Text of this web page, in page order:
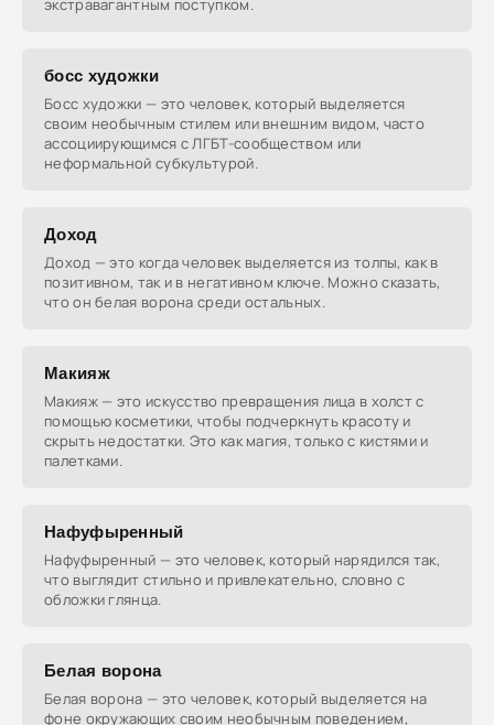
экстравагантным поступком.
босс художки
Босс художки — это человек, который выделяется
своим необычным стилем или внешним видом, часто
ассоциирующимся с ЛГБТ-сообществом или
неформальной субкультурой.
Доход
Доход — это когда человек выделяется из толпы, как в
позитивном, так и в негативном ключе. Можно сказать,
что он белая ворона среди остальных.
Макияж
Макияж — это искусство превращения лица в холст с
помощью косметики, чтобы подчеркнуть красоту и
скрыть недостатки. Это как магия, только с кистями и
палетками.
Нафуфыренный
Нафуфыренный — это человек, который нарядился так,
что выглядит стильно и привлекательно, словно с
обложки глянца.
Белая ворона
Белая ворона — это человек, который выделяется на
фоне окружающих своим необычным поведением,